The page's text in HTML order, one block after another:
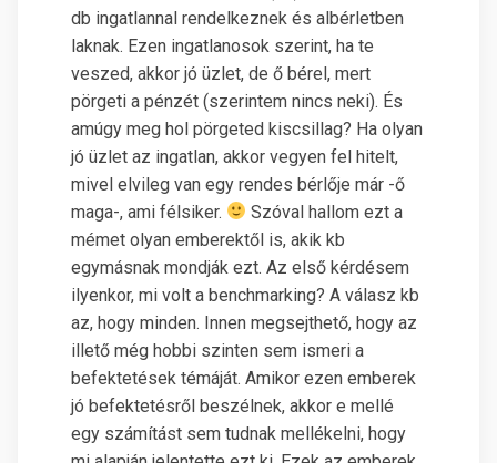
db ingatlannal rendelkeznek és albérletben
laknak. Ezen ingatlanosok szerint, ha te
veszed, akkor jó üzlet, de ő bérel, mert
pörgeti a pénzét (szerintem nincs neki). És
amúgy meg hol pörgeted kiscsillag? Ha olyan
jó üzlet az ingatlan, akkor vegyen fel hitelt,
mivel elvileg van egy rendes bérlője már -ő
maga-, ami félsiker.
Szóval hallom ezt a
mémet olyan emberektől is, akik kb
egymásnak mondják ezt. Az első kérdésem
ilyenkor, mi volt a benchmarking? A válasz kb
az, hogy minden. Innen megsejthető, hogy az
illető még hobbi szinten sem ismeri a
befektetések témáját. Amikor ezen emberek
jó befektetésről beszélnek, akkor e mellé
egy számítást sem tudnak mellékelni, hogy